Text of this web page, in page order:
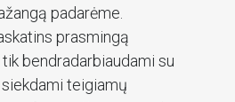
padarėme.
prasmingą
bendradarbiaudami su
teigiamų